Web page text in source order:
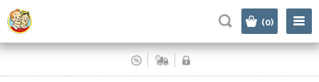
(0)